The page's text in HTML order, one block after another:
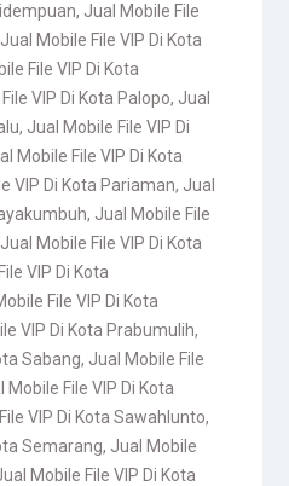
, Jual Mobile File
Jual Mobile File VIP Di Kota
File VIP Di Kota
VIP Di Kota Palopo, Jual
, Jual Mobile File VIP Di
Mobile File VIP Di Kota
VIP Di Kota Pariaman, Jual
, Jual Mobile File
Jual Mobile File VIP Di Kota
VIP Di Kota
File VIP Di Kota
VIP Di Kota Prabumulih,
Sabang, Jual Mobile File
Mobile File VIP Di Kota
VIP Di Kota Sawahlunto,
Semarang, Jual Mobile
Mobile File VIP Di Kota